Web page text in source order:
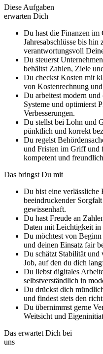
Diese Aufgaben
erwarten Dich
Du hast die Finanzen
Jahresabschlüsse bis
verantwortungsvoll
Du steuerst
behältst Zahlen, Ziele
Du checkst Kosten mit
von Kostenrechnung
Du arbeitest modern
Systeme und optimierst
Verbesserungen.
Du stellst bei Lohn und
pünktlich und korrekt
Du regelst
und Fristen im Griff und
kompetent und
Das bringst Du mit
Du bist eine verlässliche
beeindruckender
gewissenhaft.
Du hast Freude an
Daten mit Leichtigkeit in
Du möchtest von
und deinen Einsatz fair
Du schätzt Stabilität und
Job, auf den du dich
Du liebst digitales
selbstverständlich in
Du drückst dich
und findest stets den
Du übernimmst gerne
Weitsicht und
Das erwartet Dich bei
uns